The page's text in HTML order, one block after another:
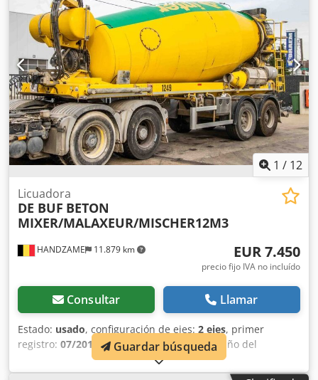
1 / 12
HANDZAME 11.879 km
Licuadora
DE BUF BETON
MIXER/MALAXEUR/MISCHER12M3
EUR 7.450
precio fijo IVA no incluído
Consultar Llamar
Estado: usado, configuración de ejes: 2 ejes, primer
registro: 07/2014 , amortiguación:aire, tamaño del
425/65R22,5, distancia entre ejes:
Año de fabricación:2014, Material utilizable: hormigón
Guardar búsqueda